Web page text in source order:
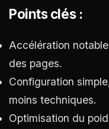
Points clés :
Accélération
des pages.
Configuration
moins techniques.
Optimisation du